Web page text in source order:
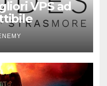
VPS ad